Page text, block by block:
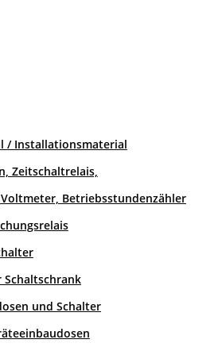
/ Installationsmaterial
Zeitschaltrelais,
Betriebsstundenzähler
Schaltschrank
und Schalter